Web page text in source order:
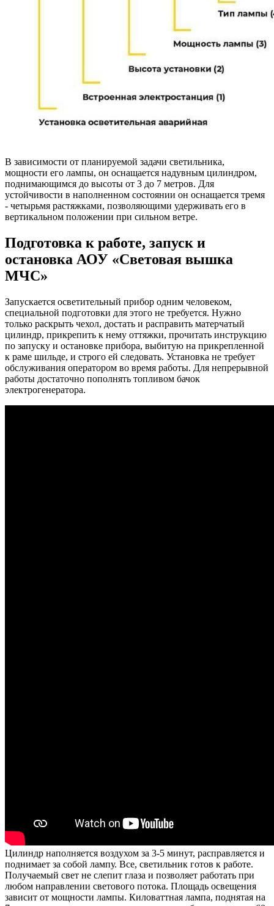
В зависимости от планируемой задачи светильника,
мощности его лампы, он оснащается надувным цилиндром,
поднимающимся до высоты от 3 до 7 метров. Для
устойчивости в наполненном состоянии он оснащается тремя
- четырьмя растяжками, позволяющими удерживать его в
вертикальном положении при сильном ветре.
Подготовка к работе, запуск и
остановка АОУ «Световая вышка
МЧС»
Запускается осветительный прибор одним человеком,
специальной подготовки для этого не требуется. Нужно
только раскрыть чехол, достать и расправить матерчатый
цилиндр, прикрепить к нему оттяжки, прочитать инструкцию
по запуску и остановке прибора, выбитую на прикрепленной
к раме шильде, и строго ей следовать. Установка не требует
обслуживания оператором во время работы. Для непрерывной
работы достаточно пополнять топливом бачок
электрогенератора.
Цилиндр наполняется воздухом за 3-5 минут, расправляется и
поднимает за собой лампу. Все, светильник готов к работе.
Получаемый свет не слепит глаза и позволяет работать при
любом направлении светового потока. Площадь освещения
зависит от мощности лампы. Киловаттная лампа, поднятая на